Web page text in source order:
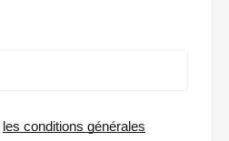
les conditions générales